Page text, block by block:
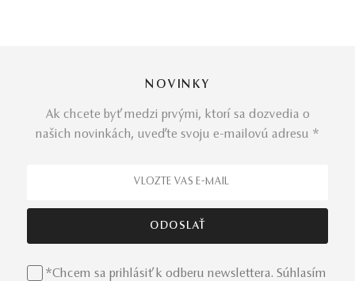
NOVINKY
Ak chcete byť medzi prvými, ktorí sa dozvedia o
našich novinkách, uveďte svoju e-mailovú adresu *
*Chcem sa prihlásiť k odberu newslettera. Súhlasím